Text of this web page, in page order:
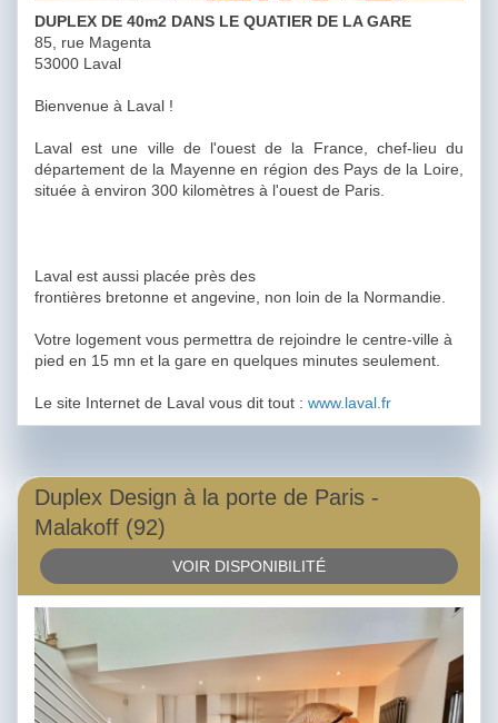
DUPLEX DE 40m2 DANS LE QUATIER DE LA GARE
85, rue Magenta
53000 Laval
Bienvenue à Laval !
Laval est une ville de l'ouest de la France, chef-lieu du
département de la Mayenne en région des Pays de la Loire,
située à environ 300 kilomètres à l'ouest de Paris.
Laval est aussi placée près des
frontières bretonne et angevine, non loin de la Normandie.
Votre logement vous permettra de rejoindre le centre-ville à
pied en 15 mn et la gare en quelques minutes seulement.
Le site Internet de Laval vous dit tout : www.laval.fr
Duplex Design à la porte de Paris -
Malakoff (92)
VOIR DISPONIBILITÉ